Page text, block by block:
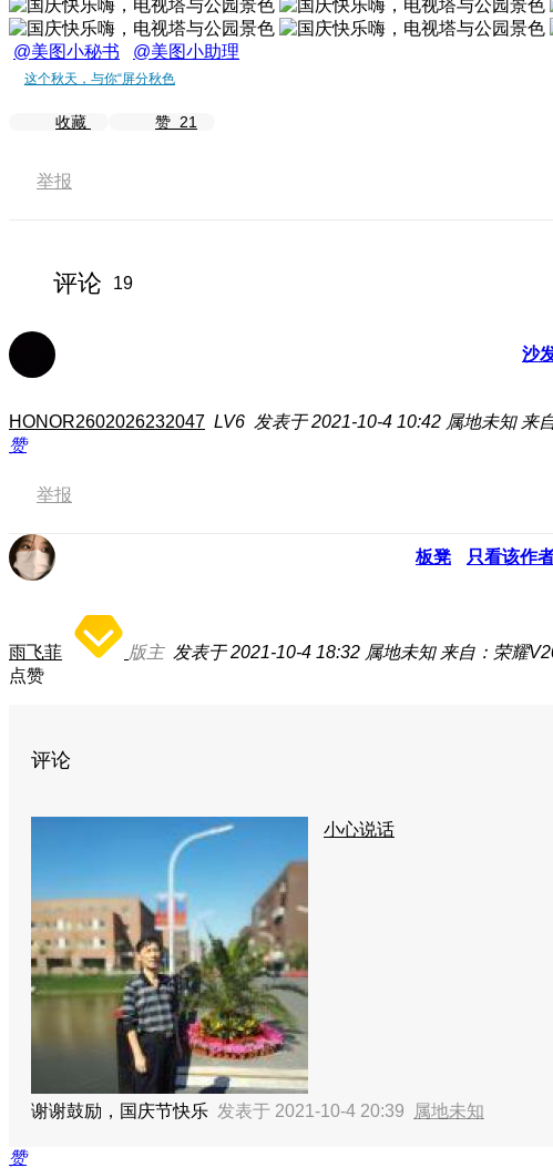
@美图小秘书 @美图小助理
这个秋天，与你“屏分秋色
收藏 赞 21
举报
评论 19
沙
HONOR2602026232047 LV6 发表于 2021-10-4 10:42 属地未知 来
赞
举报
板凳 只看该作
雨飞菲 版主 发表于 2021-10-4 18:32 属地未知 来自：荣耀
点赞
评论
小心说话
谢谢鼓励，国庆节快乐 发表于 2021-10-4 20:39 属地未知
赞